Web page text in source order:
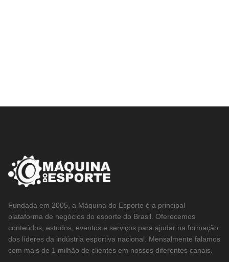
Fundada em 2005, a Máquina do Esporte é a principal
plataforma de negócios do esporte do Brasil. Oferecemos
conteúdos, estudos, eventos e serviços para ajudar na formação
dos líderes da indústria esportiva nacional. Mensalmente falamos
com mais de 1 milhão de clientes em nossos diferentes canais.